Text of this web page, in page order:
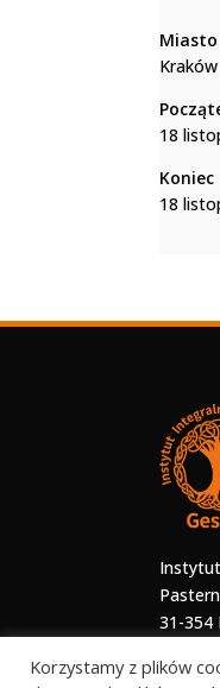
Miasto
Kraków
18
Koniec
18
31-354
Korzystamy z plików